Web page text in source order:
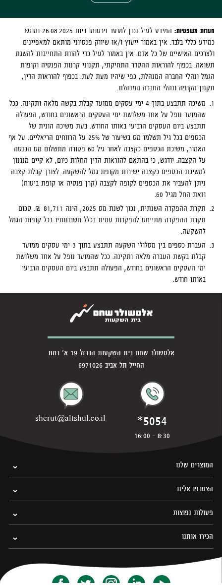
הערות משפטיות:
המידע לעיל נכון למועד פרסומו ביום 26.08.2025 ומוגש
כמידע כללי בלבד. אין באמור ייעוץ ו/או שיווק פנסיוני מותאם למאפיינים
ולצרכים האישיים של כל אדם. אין באמור לעיל כדי להוות התחייבות להשגת
תשואה. בכפוף להוראות ההסדר התחיקתי, תקנוני קרנות הפנסיה וקופות
הגמל ונהלי החברה המנהלת, כפי שיהיו מעת לעת. בכפוף להוראות הדין,
תקנון הקופה ונהלי החברה המנהלת.
משיכה תתבצע בתוך 4 ימי עסקים ממועד קבלת בקשה מלאה ותקינה. ככל
שהמועד נופל על אחד משלושת ימי העסקים הראשונים בחודש, הפעולה
תתבצע ביום העסקים הרביעי באותו החודש. בעת משיכה הונית של
הכספים בכל גיל תשלמו מס בשיעור של 25% על הרווחים הריאליים. על אף
האמור, משיכת הכספים כקצבה לאחר גיל 60 פטורה מתשלום מס הכנסה
על הקצבה. יודגש, כי בהתאם להוראות הדין החלות כיום, לא קיים מנגנון
למשיכת הכספים כקצבה ישירות מקופת גמל להשקעה. לצורך קבלת קצבה
ניתן להעביר את הכספים לקופה לקצבה (קרן פנסיה או קופת ביטוח)
וזאת החל מגיל 60.
תקרת ההפקדה השנתית, נכון לשנת מס 2025, הינה 81,711 ₪. סכום
תקרת ההפקדה מתייחס להפקדות עמית בכלל חשבונותיו בכל קופות הגמל
להשקעה.
העברת כספים בין מסלולי השקעה תתבצע בתוך 3 ימי עסקים ממועד
קבלת בקשת העברה מלאה ותקינה. ככל שהמועד נופל על אחד משלושת
ימי העסקים הראשונים בחודש, הפעולה תתבצע ביום העסקים הרביעי
באותו חודש.
אלטשולר שחם בית השקעות הברזל 19 א' רמת
החייל תל אביב 6971026
*5054
8:30 - 16:00
sherut@altshul.co.il
המוצרים שלנו
הצטרפו אלינו
פעולות נפוצות
הכירו אותנו